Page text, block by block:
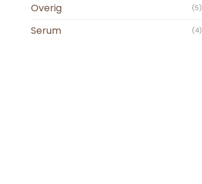
Overig (5)
Serum (4)